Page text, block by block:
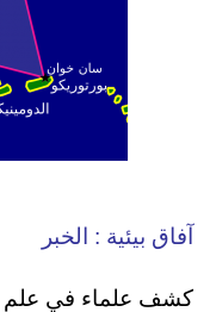
آفاق بيئية : الخبر
كشف علماء في علم